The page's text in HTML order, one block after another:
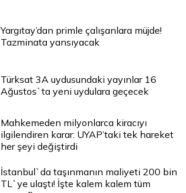
Yargıtay’dan primle çalışanlara müjde!
Tazminata yansıyacak
Türksat 3A uydusundaki yayınlar 16
Ağustos`ta yeni uydulara geçecek
Mahkemeden milyonlarca kiracıyı
ilgilendiren karar: UYAP’taki tek hareket
her şeyi değiştirdi
İstanbul`da taşınmanın maliyeti 200 bin
TL`ye ulaştı! İşte kalem kalem tüm